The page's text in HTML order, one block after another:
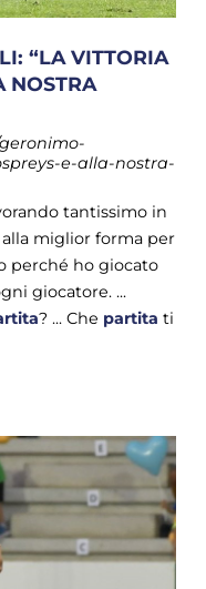
“LA VITTORIA
NOSTRA
e-alla-nostra-
tantissimo in
miglior forma per
perché ho giocato
giocatore. ...
? ... Che partita ti